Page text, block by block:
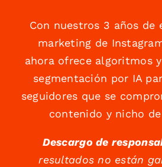
Con nuestros 3 años de
marketing de
ahora ofrece algoritmos
segmentación por IA
seguidores que se
contenido y nicho
Descargo de
resultados no están